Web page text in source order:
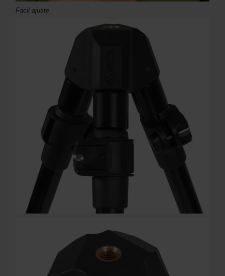
Fácil ajuste